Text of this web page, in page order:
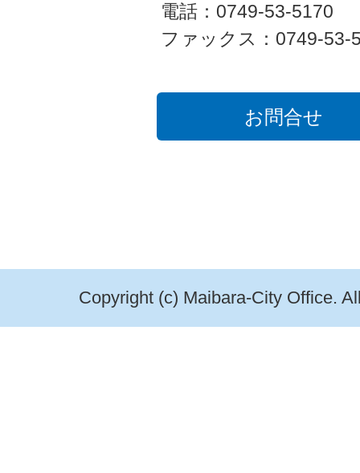
電話：0749-53-5170
ファックス：0749-53-
お問合せ
Copyright (c) Maibara-City Office.